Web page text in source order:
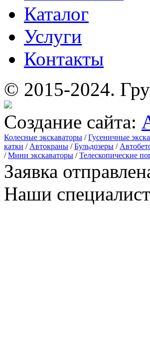
Каталог
Услуги
Контакты
© 2015-2024.
Создание сайта:
Колесные экскаваторы /Гусеничные
катки / Автокраны /Бульдозеры /
/Мини экскаваторы /Телескопические
Заявка
Наши